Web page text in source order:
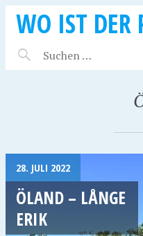
WO IST
28. JULI 2022
ÖLAND – LÅNGE
ERIK